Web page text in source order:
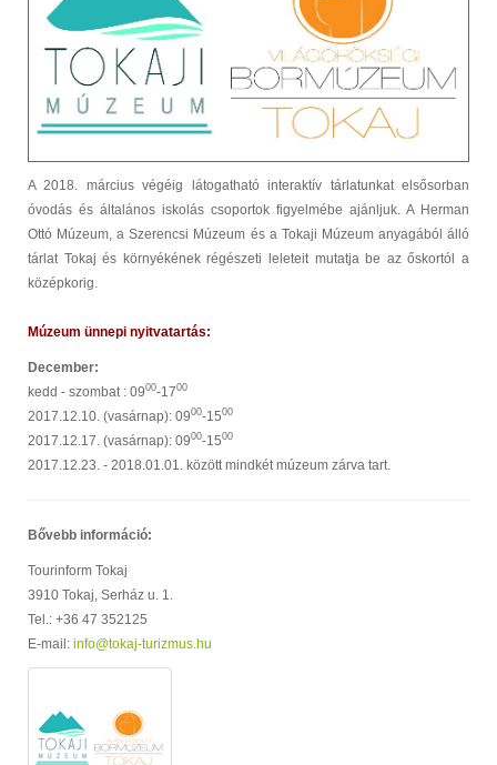
A 2018. március végéig látogatható interaktív tárlatunkat elsősorban
óvodás és általános iskolás csoportok figyelmébe ajánljuk. A Herman
Ottó Múzeum, a Szerencsi Múzeum és a Tokaji Múzeum anyagából álló
tárlat Tokaj és környékének régészeti leleteit mutatja be az őskortól a
középkorig.
Múzeum ünnepi nyitvatartás:
December:
kedd - szombat : 0900-1700
2017.12.10. (vasárnap): 0900-1500
2017.12.17. (vasárnap): 0900-1500
2017.12.23. - 2018.01.01. között mindkét múzeum zárva tart.
Bővebb információ:
Tourinform Tokaj
3910 Tokaj, Serház u. 1.
Tel.: +36 47 352125
E-mail: info@tokaj-turizmus.hu